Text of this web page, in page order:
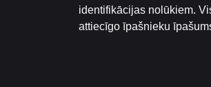
identifikācijas nolūkiem.
attiecīgo īpašnieku